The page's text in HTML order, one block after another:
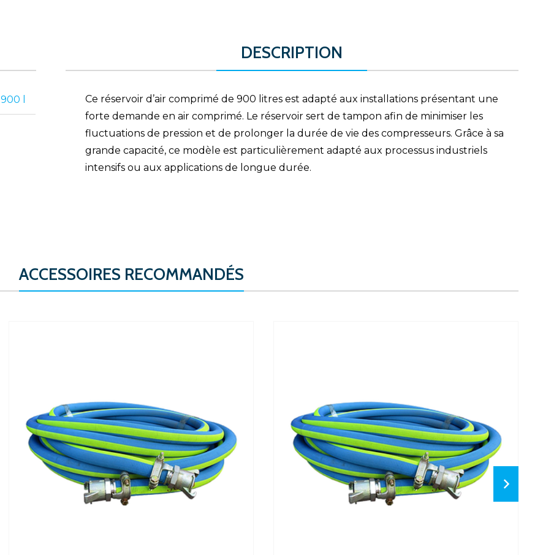
900 l
DESCRIPTION
Ce réservoir d’air comprimé de 900 litres est adapté aux installations présentant une
forte demande en air comprimé. Le réservoir sert de tampon afin de minimiser les
fluctuations de pression et de prolonger la durée de vie des compresseurs. Grâce à sa
grande capacité, ce modèle est particulièrement adapté aux processus industriels
intensifs ou aux applications de longue durée.
ACCESSOIRES RECOMMANDÉS